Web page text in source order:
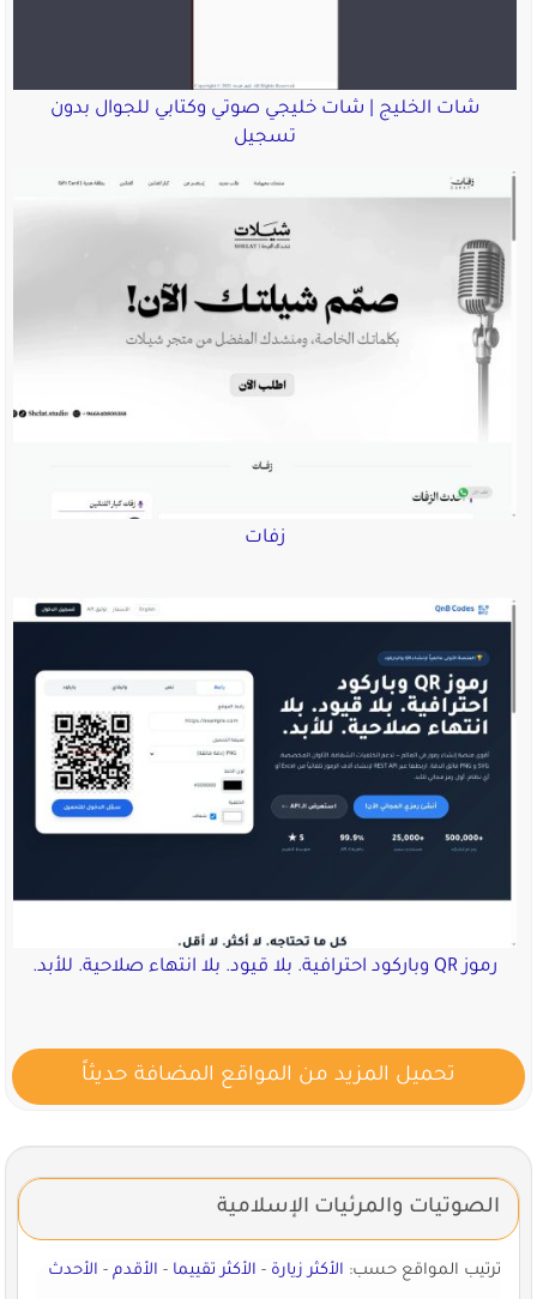
شات الخليج | شات خليجي صوتي وكتابي للجوال بدون
تسجيل
زفات
رموز QR وباركود احترافية. بلا قيود. بلا انتهاء صلاحية. للأبد.
تحميل المزيد من المواقع المضافة حديثاً
الصوتيات والمرئيات الإسلامية
ترتيب المواقع حسب: الأكثر زيارة-الأكثر تقييما-الأقدم-الأحدث